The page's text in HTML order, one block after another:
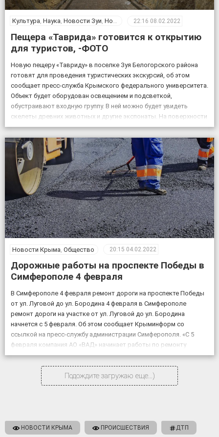
Культура, Наука, Новости Зуи, Новости Крыма ,Общество
22:16 08.02.2022
Пещера «Таврида» готовится к открытию
для туристов, -ФОТО
Новую пещеру «Тавриду» в поселке Зуя Белогорского района
готовят для проведения туристических экскурсий, об этом
сообщает пресс-служба Крымского федерального университета.
Объект будет оборудован освещением и подсветкой,
обустраивают входную группу. В ней можно будет увидеть
скелеты древних животных и другие экспонаты. На поверхности
возле пещеры появится музей и ландшафтный парк. Фото:
пресс-служба КФУ Дата открытия уникального […]
Новости Крыма Общество 20:15 04.02.2022
Дорожные работы на проспекте Победы в
Симферополе 4 февраля
В Симферополе 4 февраля ремонт дороги на проспекте Победы
от ул. Луговой до ул. Бородина 4 февраля в Симферополе
ремонт дороги на участке от ул. Луговой до ул. Бородина
начнется с 5 февраля. Об этом сообщает Крыминформ со
ссылкой на пресс-службу администрации Симферополя. «С 5
февраля компания АО «ВАД» начинает работы по ремонту
объекта «Дублирующий […]
Подождите загружаю еще...)
НОВОСТИ КРЫМА ПРОИСШЕСТВИЯ ДТП